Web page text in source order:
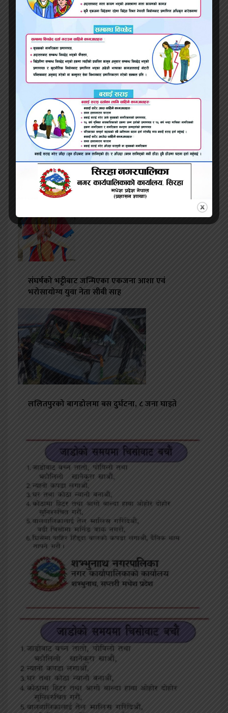
साधन स्रोतका हिसाबले कर्णालीमा प्रहरी कमजोर छ : मन्त्री
शाही
वक्तृत्वकला र नृत्य प्रतियाेगितामा प्रथम पुरुस्कार सेहरा
माध्यमिक बिधालय हाथ पार्न सफल
संघर्षको भट्टीबाट जन्मिएका एकजना आशा एवं
भरोसायोग्य युवा नेता सीबी साह
ललितपुरको बागडोलमा बस दुर्घटना, ८ जना घाइते